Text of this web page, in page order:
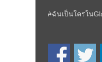
#ฉันเป็นใครใน